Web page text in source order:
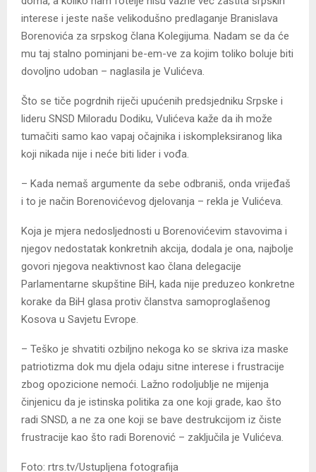
interese i jeste naše velikodušno predlaganje Branislava
Borenovića za srpskog člana Kolegijuma. Nadam se da će
mu taj stalno pominjani be-em-ve za kojim toliko boluje biti
dovoljno udoban – naglasila je Vulićeva.
Što se tiče pogrdnih riječi upućenih predsjedniku Srpske i
lideru SNSD Miloradu Dodiku, Vulićeva kaže da ih može
tumačiti samo kao vapaj očajnika i iskompleksiranog lika
koji nikada nije i neće biti lider i vođa.
– Kada nemaš argumente da sebe odbraniš, onda vrijeđaš
i to je način Borenovićevog djelovanja – rekla je Vulićeva.
Koja je mjera nedosljednosti u Borenovićevim stavovima i
njegov nedostatak konkretnih akcija, dodala je ona, najbolje
govori njegova neaktivnost kao člana delegacije
Parlamentarne skupštine BiH, kada nije preduzeo konkretne
korake da BiH glasa protiv članstva samoproglašenog
Kosova u Savjetu Evrope.
– Teško je shvatiti ozbiljno nekoga ko se skriva iza maske
patriotizma dok mu djela odaju sitne interese i frustracije
zbog opozicione nemoći. Lažno rodoljublje ne mijenja
činjenicu da je istinska politika za one koji grade, kao što
radi SNSD, a ne za one koji se bave destrukcijom iz čiste
frustracije kao što radi Borenović – zaključila je Vulićeva.
Foto: rtrs.tv/Ustupljena fotografija